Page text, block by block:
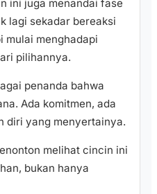
ini juga menandai fase
lagi sekadar bereaksi
mulai menghadapi
pilihannya.
penanda bahwa
Ada komitmen, ada
diri yang menyertainya.
melihat cincin ini
bukan hanya